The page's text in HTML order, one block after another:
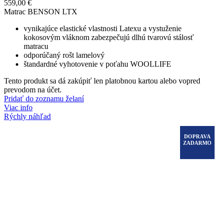
559,00 €
Matrac BENSON LTX
vynikajúce elastické vlastnosti Latexu a vystuženie
kokosovým vláknom zabezpečujú dlhú tvarovú stálosť
matracu
odporúčaný rošt lamelový
štandardné vyhotovenie v poťahu WOOLLIFE
Tento produkt sa dá zakúpiť len platobnou kartou alebo vopred
prevodom na účet.
Pridať do zoznamu želaní
Viac info
Rýchly náhľad
DOPRAVA
ZADARMO